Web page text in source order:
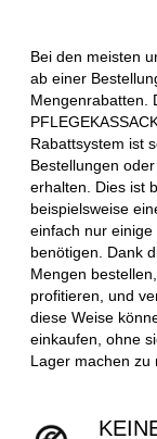
Bei den meisten
ab einer
Mengenrabatten.
Rabattsystem ist
Bestellungen
erhalten. Dies ist
beispielsweise
einfach nur
benötigen. Dank
Mengen
profitieren, und
diese Weise
einkaufen, ohne
Lager machen zu